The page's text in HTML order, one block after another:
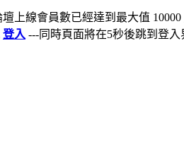
上線會員數已經達到最大值
登入 ---同時頁面將在5秒後跳到登入